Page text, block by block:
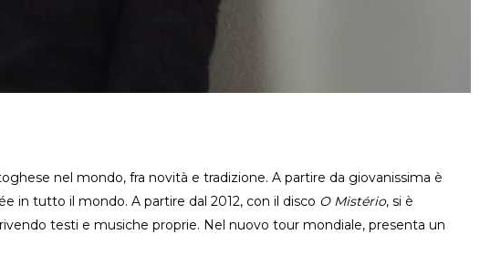
nel mondo, fra novità e tradizione. A partire da giovanissima è
in tutto il mondo. A partire dal 2012, con il disco O Mistério, si è
testi e musiche proprie. Nel nuovo tour mondiale, presenta un